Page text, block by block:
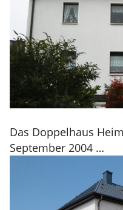
Das Doppelhaus
September 2004 …